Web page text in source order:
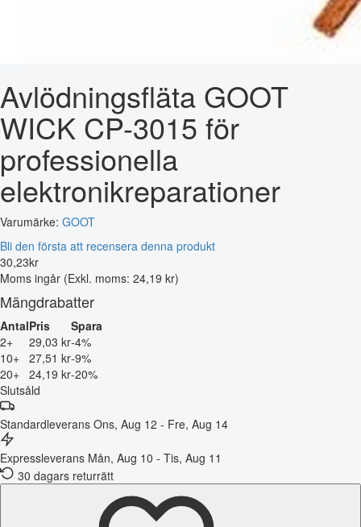
Avlödningsfläta GOOT
WICK CP-3015 för
professionella
elektronikreparationer
Varumärke: GOOT
Bli den första att recensera denna produkt
30,23kr
Moms ingår (Exkl. moms: 24,19 kr)
Mängdrabatter
AntalPris
Spara
2+
29,03 kr-4%
10+ 27,51 kr-9%
20+ 24,19 kr-20%
Slutsåld
Standardleverans Ons, Aug 12 - Fre, Aug 14
Expressleverans Mån, Aug 10 - Tis, Aug 11
30 dagars returrätt